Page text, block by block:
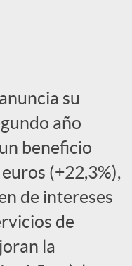
su
año
beneficio
(+22,3%),
de intereses
de
la